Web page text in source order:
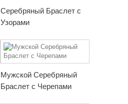
Серебряный Браслет с
Узорами
Мужской Серебряный
Браслет с Черепами